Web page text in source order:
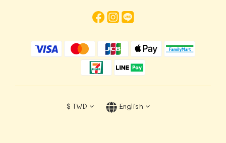
$ TWD English